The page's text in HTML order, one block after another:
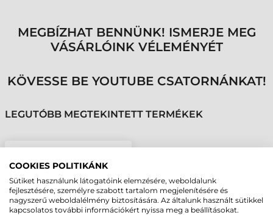
MEGBÍZHAT BENNÜNK! ISMERJE MEG
VÁSÁRLÓINK VÉLEMÉNYÉT
KÖVESSE BE YOUTUBE CSATORNÁNKAT!
LEGUTÓBB MEGTEKINTETT TERMÉKEK
ZEBRA ZT420, ZT421
COOKIES POLITIKÁNK
Sütiket használunk látogatóink elemzésére, weboldalunk
fejlesztésére, személyre szabott tartalom megjelenítésére és
nagyszerű weboldalélmény biztosítására. Az általunk használt sütikkel
kapcsolatos további információkért nyissa meg a beállításokat.